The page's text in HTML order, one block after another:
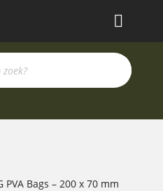
PVA Bags – 200 x 70 mm